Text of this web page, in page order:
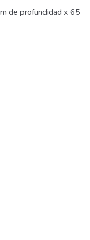
de profundidad x 65